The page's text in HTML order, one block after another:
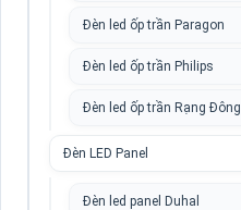
Đèn led ốp trần Paragon
Đèn led ốp trần Philips
Đèn led ốp trần Rạng Đông
Đèn LED Panel
Đèn led panel Duhal